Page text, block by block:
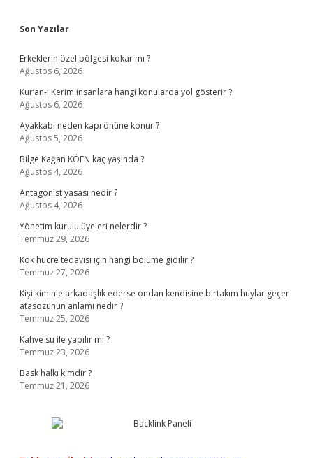
Sidebar
Son Yazılar
Erkeklerin özel bölgesi kokar mı ?
Ağustos 6, 2026
Kur’an-ı Kerim insanlara hangi konularda yol gösterir ?
Ağustos 6, 2026
Ayakkabı neden kapı önüne konur ?
Ağustos 5, 2026
Bilge Kağan KÖFN kaç yaşında ?
Ağustos 4, 2026
Antagonist yasası nedir ?
Ağustos 4, 2026
Yönetim kurulu üyeleri nelerdir ?
Temmuz 29, 2026
Kök hücre tedavisi için hangi bölüme gidilir ?
Temmuz 27, 2026
Kişi kiminle arkadaşlık ederse ondan kendisine birtakım huylar geçer
atasözünün anlamı nedir ?
Temmuz 25, 2026
Kahve su ile yapılır mı ?
Temmuz 23, 2026
Bask halkı kimdir ?
Temmuz 21, 2026